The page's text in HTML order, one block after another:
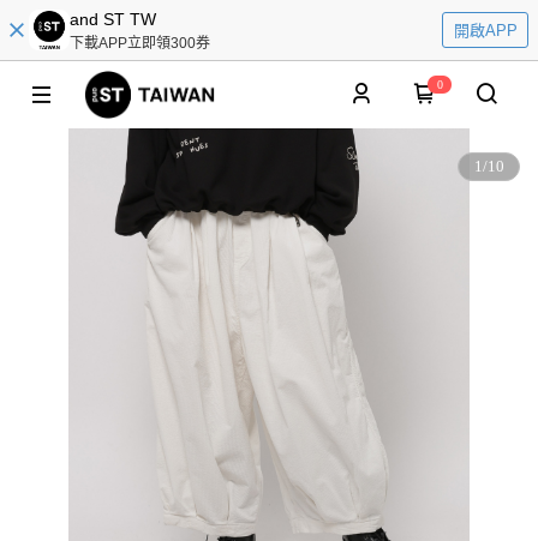
and ST TW
下載APP立即領300券
開啟APP
0
1/10